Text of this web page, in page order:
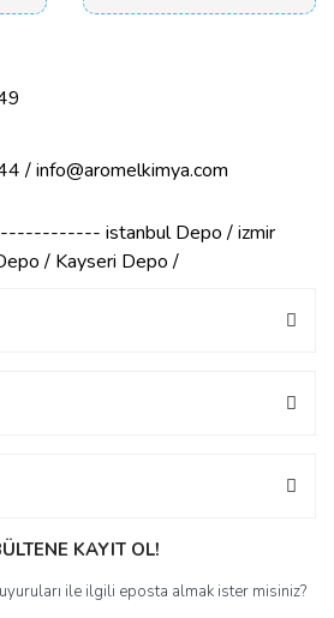
/ info@aromelkimya.com
istanbul Depo / izmir
/ Kayseri Depo /
KAYIT OL!
ile ilgili eposta almak ister misiniz?